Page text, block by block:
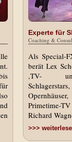
Experte für
Coaching &
Als Special-
berät Lex
,TV- und
Primetime-
Richard
>>>